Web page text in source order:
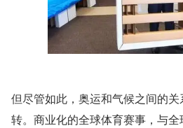
但尽管如此，奥运和气候之间的
转。商业化的全球体育赛事，与